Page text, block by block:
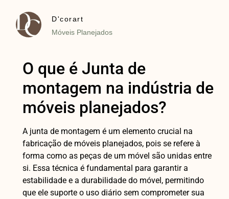
D'corart
Móveis Planejados
O que é Junta de
montagem na indústria de
móveis planejados?
A junta de montagem é um elemento crucial na
fabricação de móveis planejados, pois se refere à
forma como as peças de um móvel são unidas entre
si. Essa técnica é fundamental para garantir a
estabilidade e a durabilidade do móvel, permitindo
que ele suporte o uso diário sem comprometer sua